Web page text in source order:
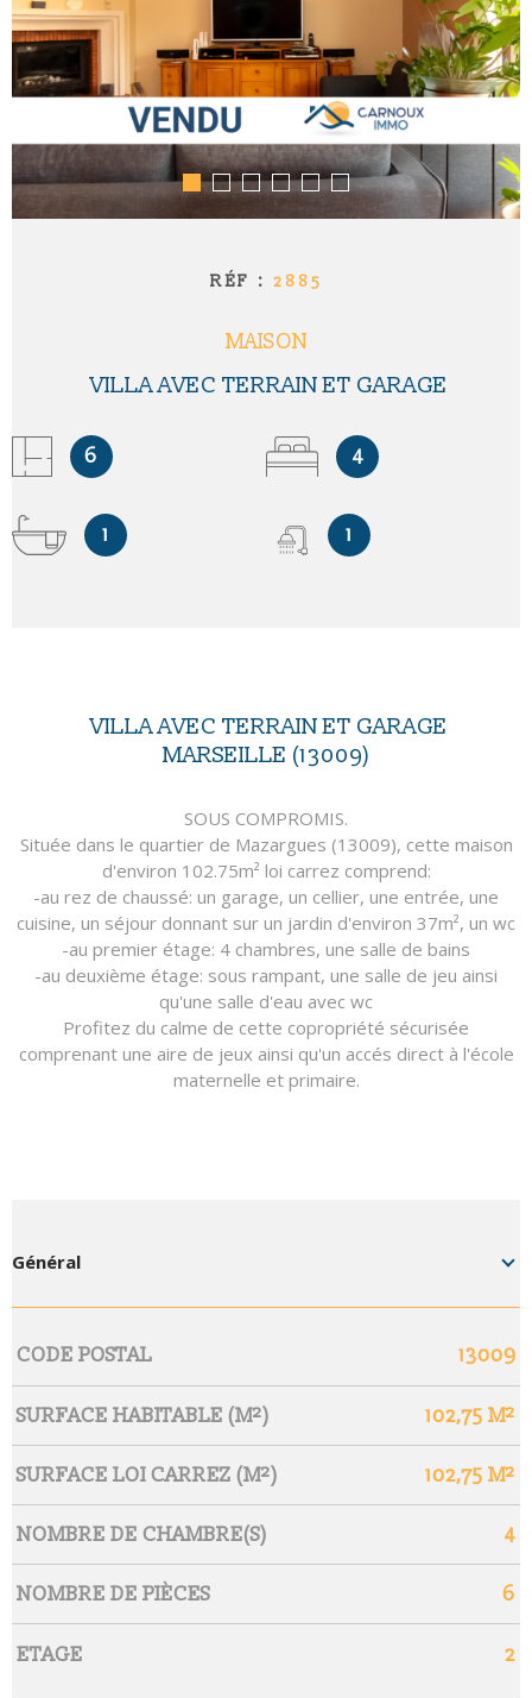
RÉF : 2885
MAISON
VILLA AVEC TERRAIN ET GARAGE
6 4
1 1
VILLA AVEC TERRAIN ET GARAGE
MARSEILLE (13009)
SOUS COMPROMIS.
Située dans le quartier de Mazargues (13009), cette maison
d'environ 102.75m² loi carrez comprend:
-au rez de chaussé: un garage, un cellier, une entrée, une
cuisine, un séjour donnant sur un jardin d'environ 37m², un wc
-au premier étage: 4 chambres, une salle de bains
-au deuxième étage: sous rampant, une salle de jeu ainsi
qu'une salle d'eau avec wc
Profitez du calme de cette copropriété sécurisée
comprenant une aire de jeux ainsi qu'un accés direct à l'école
maternelle et primaire.
Général
Caractérisque Valeurs
CODE POSTAL 13009
SURFACE HABITABLE (M²) 102,75 M²
SURFACE LOI CARREZ (M²) 102,75 M²
NOMBRE DE CHAMBRE(S) 4
NOMBRE DE PIÈCES 6
ETAGE 2